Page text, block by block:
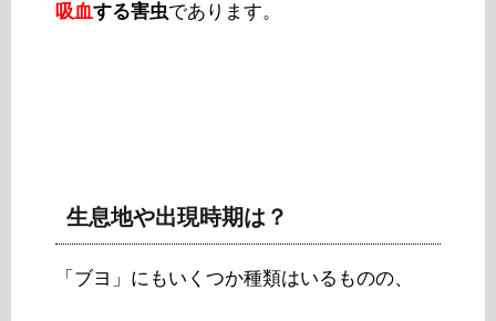
吸血する害虫であります。
生息地や出現時期は？
「ブヨ」にもいくつか種類はいるものの、